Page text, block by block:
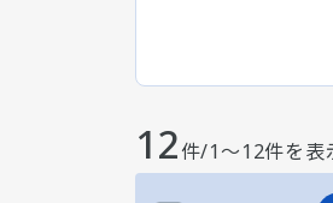
12件/1～12件を表